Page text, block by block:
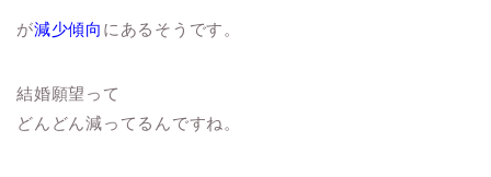
が減少傾向 にあるそうです。
結婚願望って
どんどん減ってるんですね。